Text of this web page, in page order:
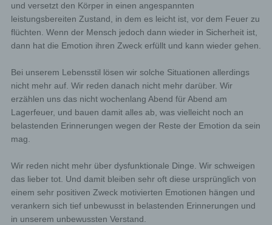
und versetzt den Körper in einen angespannten
leistungsbereiten Zustand, in dem es leicht ist, vor dem Feuer zu
flüchten. Wenn der Mensch jedoch dann wieder in Sicherheit ist,
dann hat die Emotion ihren Zweck erfüllt und kann wieder gehen.
Bei unserem Lebensstil lösen wir solche Situationen allerdings
nicht mehr auf. Wir reden danach nicht mehr darüber. Wir
erzählen uns das nicht wochenlang Abend für Abend am
Lagerfeuer, und bauen damit alles ab, was vielleicht noch an
belastenden Erinnerungen wegen der Reste der Emotion da sein
mag.
Wir reden nicht mehr über dysfunktionale Dinge. Wir schweigen
das lieber tot. Und damit bleiben sehr oft diese ursprünglich von
einem sehr positiven Zweck motivierten Emotionen hängen und
verankern sich tief unbewusst in belastenden Erinnerungen und
in unserem unbewussten Verstand.